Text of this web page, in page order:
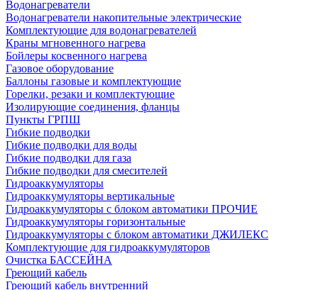
Водонагреватели
Водонагреватели накопительные электрические
Комплектующие для водонагревателей
Краны мгновенного нагрева
Бойлеры косвенного нагрева
Газовое оборудование
Баллоны газовые и комплектующие
Горелки, резаки и комплектующие
Изолирующие соединения, фланцы
Пункты ГРПШ
Гибкие подводки
Гибкие подводки для воды
Гибкие подводки для газа
Гибкие подводки для смесителей
Гидроаккумуляторы
Гидроаккумуляторы вертикальные
Гидроаккумуляторы с блоком автоматики ПРОЧИЕ
Гидроаккумуляторы горизонтальные
Гидроаккумуляторы с блоком автоматики ДЖИЛЕКС
Комплектующие для гидроаккумуляторов
Очистка БАССЕЙНА
Греющий кабель
Греющий кабель внутренний